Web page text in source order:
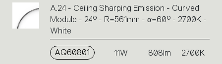
A.24 - Ceiling Sharping Emission - Curved
Module - 24° - R=561mm - α=60° - 2700K -
White
AQ60801 11W 808lm 2700K